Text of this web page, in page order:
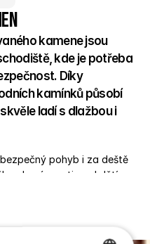
kamene jsou
kde je potřeba
Díky
kamínků působí
ladí s dlažbou i
pohyb i za deště
domácnosti – od dětí po